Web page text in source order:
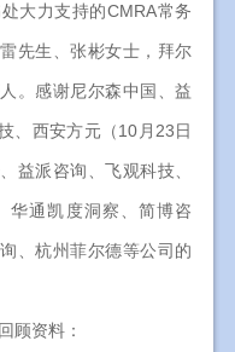
大力支持的CMRA常务
先生、张彬女士，拜尔
。感谢尼尔森中国、益
、西安方元（10月23日
益派咨询、飞观科技、
华通凯度洞察、简博咨
、杭州菲尔德等公司的
顾资料：